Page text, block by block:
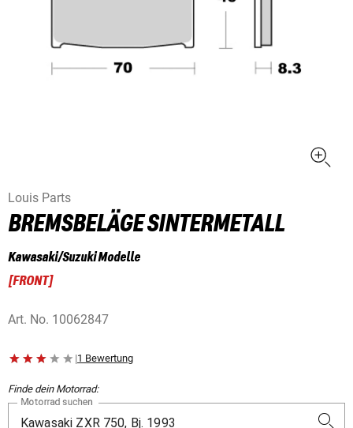
Louis Parts
BREMSBELÄGE SINTERMETALL
Kawasaki/Suzuki Modelle
[FRONT]
Art. No. 10062847
|1 Bewertung
Finde dein Motorrad:
Motorrad suchen